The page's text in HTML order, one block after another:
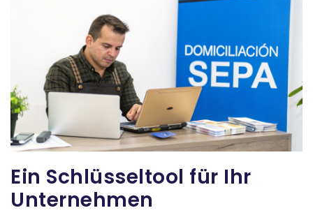
Ein Schlüsseltool für Ihr
Unternehmen